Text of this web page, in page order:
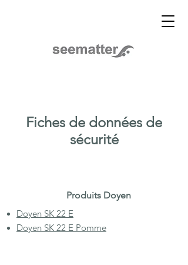
Fiches de données de
sécurité
Produits Doyen
Doyen SK 22 E
Doyen SK 22 E Pomme